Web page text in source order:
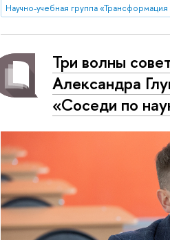
Научно-учебная группа
Три волны
Александра
«Соседи по